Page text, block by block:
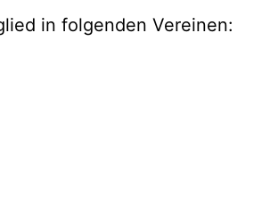
in folgenden Vereinen: